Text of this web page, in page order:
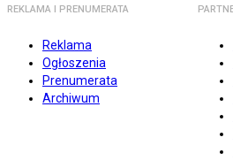
REKLAMA I PRENUMERATA
Reklama
Ogłoszenia
Prenumerata
Archiwum